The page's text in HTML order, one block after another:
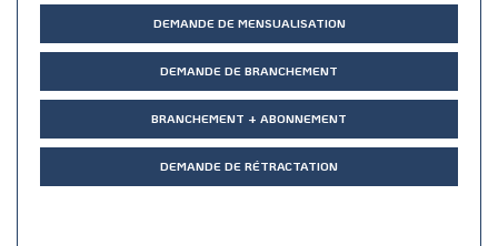
DEMANDE DE MENSUALISATION
DEMANDE DE BRANCHEMENT
BRANCHEMENT + ABONNEMENT
DEMANDE DE RÉTRACTATION